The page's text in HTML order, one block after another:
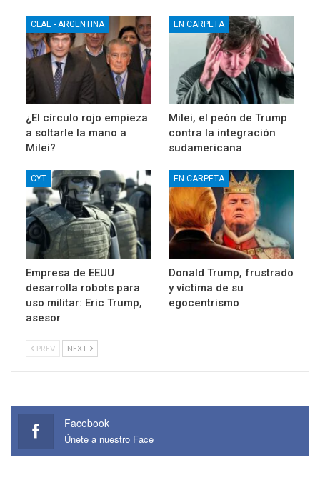
CLAE - ARGENTINA
¿El círculo rojo empieza
a soltarle la mano a
Milei?
EN CARPETA
Milei, el peón de Trump
contra la integración
sudamericana
CYT
Empresa de EEUU
desarrolla robots para
uso militar: Eric Trump,
asesor
EN CARPETA
Donald Trump, frustrado
y víctima de su
egocentrismo
PREV NEXT
Facebook
Únete a nuestro Face